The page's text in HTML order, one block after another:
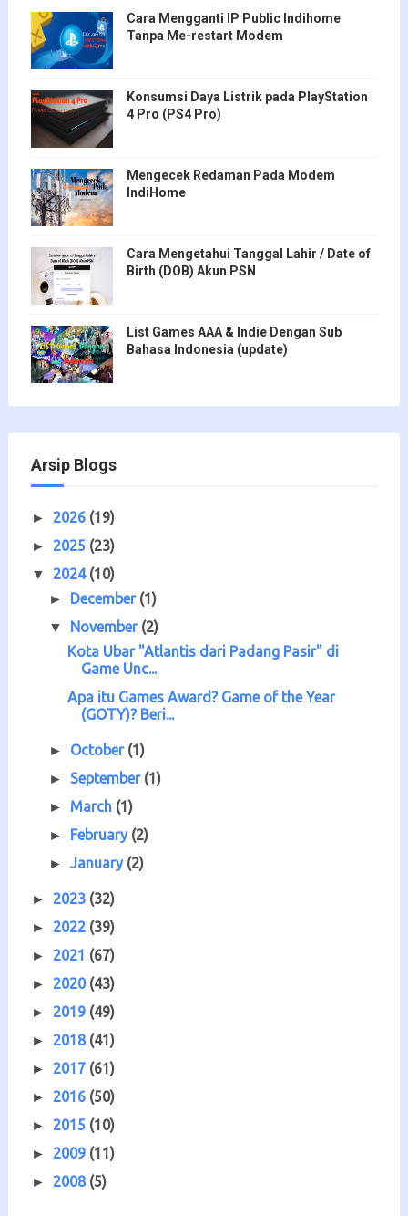
Cara Mengganti IP Public Indihome
Tanpa Me-restart Modem
Konsumsi Daya Listrik pada PlayStation
4 Pro (PS4 Pro)
Mengecek Redaman Pada Modem
IndiHome
Cara Mengetahui Tanggal Lahir / Date of
Birth (DOB) Akun PSN
List Games AAA & Indie Dengan Sub
Bahasa Indonesia (update)
Arsip Blogs
► 2026 (19)
► 2025 (23)
▼ 2024 (10)
► December (1)
▼ November (2)
Kota Ubar "Atlantis dari Padang Pasir" di
Game Unc...
Apa itu Games Award? Game of the Year
(GOTY)? Beri...
► October (1)
►September (1)
► March (1)
► February (2)
►January (2)
► 2023 (32)
► 2022 (39)
► 2021 (67)
► 2020 (43)
► 2019 (49)
► 2018 (41)
► 2017 (61)
► 2016 (50)
► 2015 (10)
► 2009 (11)
► 2008 (5)